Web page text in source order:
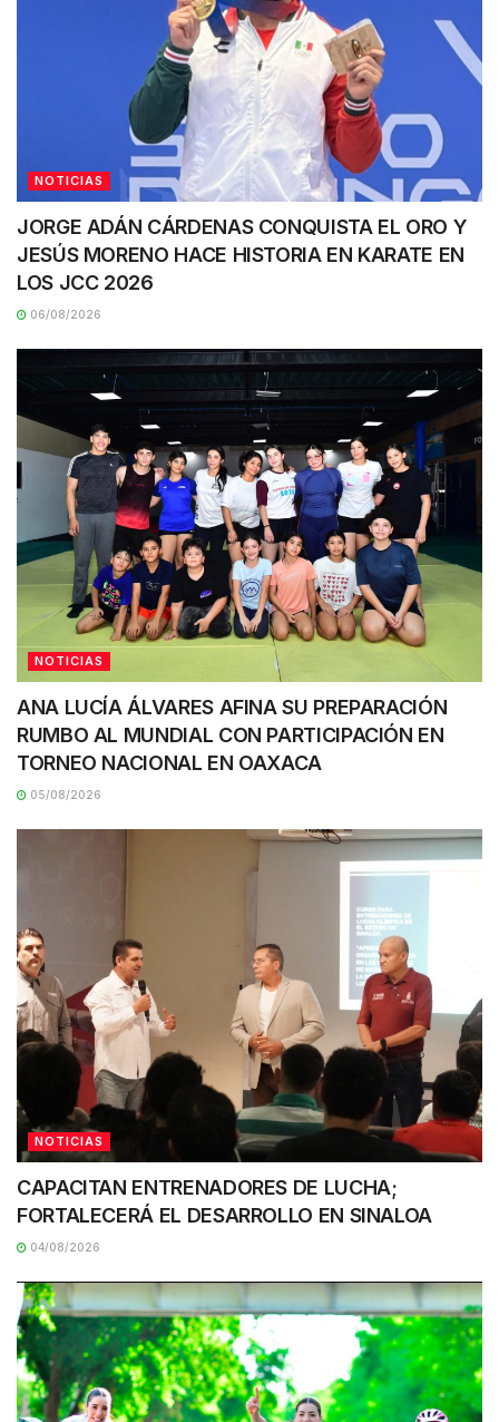
NOTICIAS
JORGE ADÁN CÁRDENAS CONQUISTA EL ORO Y
JESÚS MORENO HACE HISTORIA EN KARATE EN
LOS JCC 2026
06/08/2026
NOTICIAS
ANA LUCÍA ÁLVARES AFINA SU PREPARACIÓN
RUMBO AL MUNDIAL CON PARTICIPACIÓN EN
TORNEO NACIONAL EN OAXACA
05/08/2026
NOTICIAS
CAPACITAN ENTRENADORES DE LUCHA;
FORTALECERÁ EL DESARROLLO EN SINALOA
04/08/2026